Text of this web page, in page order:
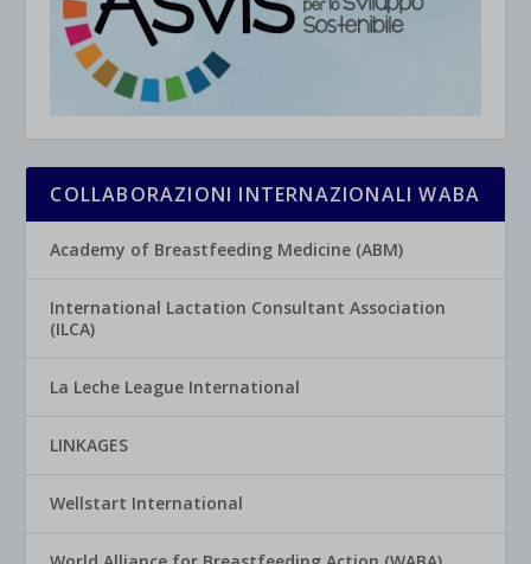
COLLABORAZIONI INTERNAZIONALI WABA
Academy of Breastfeeding Medicine (ABM)
International Lactation Consultant Association
(ILCA)
La Leche League International
LINKAGES
Wellstart International